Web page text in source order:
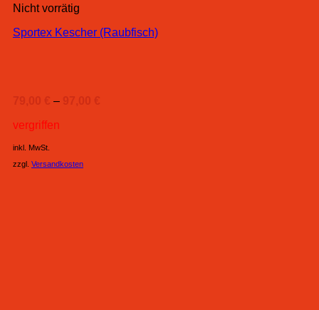
Nicht vorrätig
Sportex Kescher (Raubfisch)
79,00 € – 97,00 €
vergriffen
inkl. MwSt.
zzgl. Versandkosten